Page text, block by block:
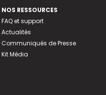
NOS RESSOURCES
FAQ et support
Actualités
Communiqués de Presse
Kit Média